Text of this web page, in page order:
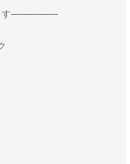
--------------------